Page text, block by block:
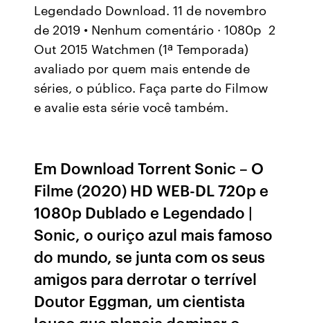
Legendado Download. 11 de novembro
de 2019 • Nenhum comentário · 1080p 2
Out 2015 Watchmen (1ª Temporada)
avaliado por quem mais entende de
séries, o público. Faça parte do Filmow
e avalie esta série você também.
Em Download Torrent Sonic – O
Filme (2020) HD WEB-DL 720p e
1080p Dublado e Legendado |
Sonic, o ouriço azul mais famoso
do mundo, se junta com os seus
amigos para derrotar o terrível
Doutor Eggman, um cientista